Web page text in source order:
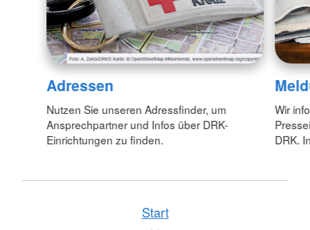
Adressen
Nutzen Sie unseren Adressfinder, um
Ansprechpartner und Infos über DRK-
Einrichtungen zu finden.
Wir
DRK.
Start